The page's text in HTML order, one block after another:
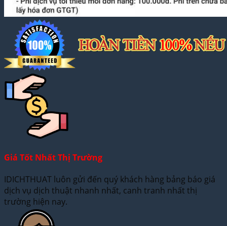
Giá Tốt Nhất Thị Trường
IDICHTHUAT luôn gửi đến quý khách hàng bảng báo giá
dịch vụ dịch thuật nhanh nhất, canh tranh nhất thị
trường hiện nay.